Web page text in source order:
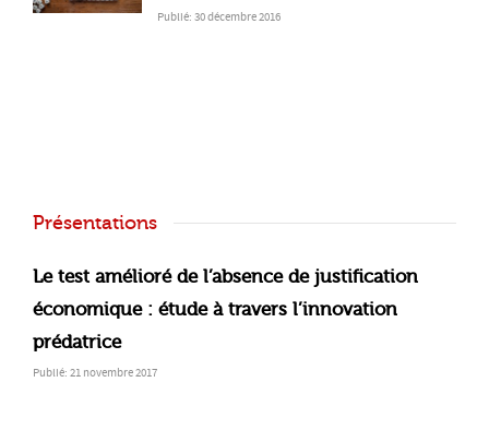
Publié: 30 décembre 2016
Présentations
Le test amélioré de l’absence de justification
économique : étude à travers l’innovation
prédatrice
Publié: 21 novembre 2017